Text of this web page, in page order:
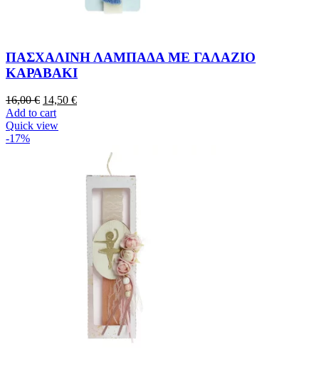
ΠΑΣΧΑΛΙΝΗ ΛΑΜΠΑΔΑ ΜΕ ΓΑΛΑΖΙΟ
ΚΑΡΑΒΑΚΙ
16,00€ 14,50 €
Add to cart
Quick view
-17%